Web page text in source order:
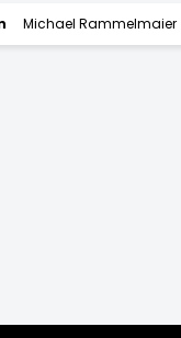
Michael Rammelmaier